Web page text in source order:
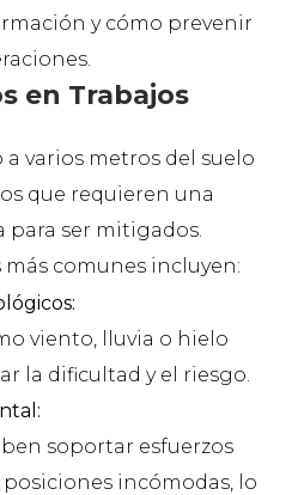
y cómo prevenir
en Trabajos
varios metros del suelo
que requieren una
para ser mitigados.
comunes incluyen:
viento, lluvia o hielo
la dificultad y el riesgo.
soportar esfuerzos
incómodas, lo